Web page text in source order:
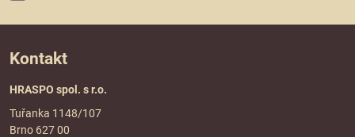
Kontakt
HRASPO spol. s r.o.
Tuřanka 1148/107
Brno 627 00